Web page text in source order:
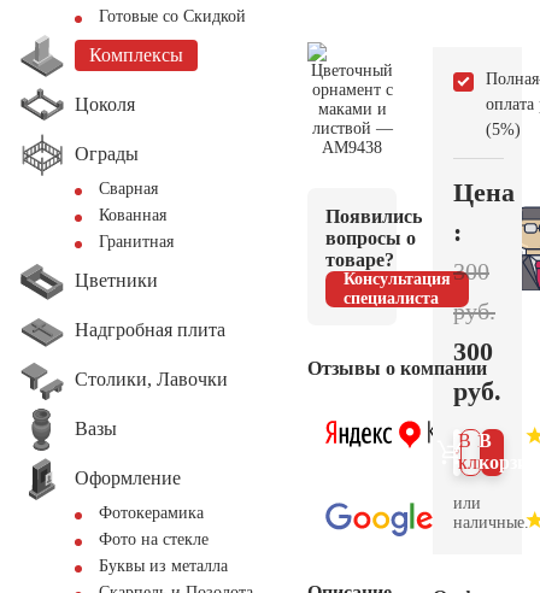
Готовые со Скидкой
Комплексы
Цоколя
Ограды
Сварная
Кованная
Гранитная
Цветники
Надгробная плита
Столики, Лавочки
Вазы
Оформление
Фотокерамика
Фото на стекле
Буквы из металла
Появились
вопросы о
товаре?
Консультация
специалиста
Отзывы о компании
Полная
оплата
(5%)
Цена
:
300
руб.
300
руб.
В
В 1
клик
или
наличные.